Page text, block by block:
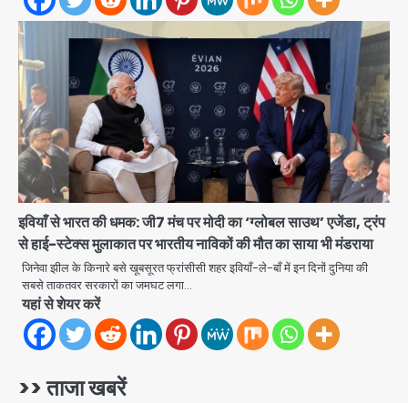
इवियाँ से भारत की धमक: जी7 मंच पर मोदी का ‘ग्लोबल साउथ’ एजेंडा, ट्रंप
से हाई-स्टेक्स मुलाकात पर भारतीय नाविकों की मौत का साया भी मंडराया
जिनेवा झील के किनारे बसे खूबसूरत फ्रांसीसी शहर इवियाँ-ले-बाँ में इन दिनों दुनिया की
सबसे ताकतवर सरकारों का जमघट लगा…
यहां से शेयर करें
>> ताजा खबरें
3
अब पहला स्थान हासिल करना लक्ष्य: डीएम
Team JHJ
4
28 साल बाद कानून के शिकंजे में आया हत्या का
फरार आरोपी
Team JHJ
5
डबल मर्डर का मुख्य साजिशकर्ता क्राइम ब्रांच
Team JHJ